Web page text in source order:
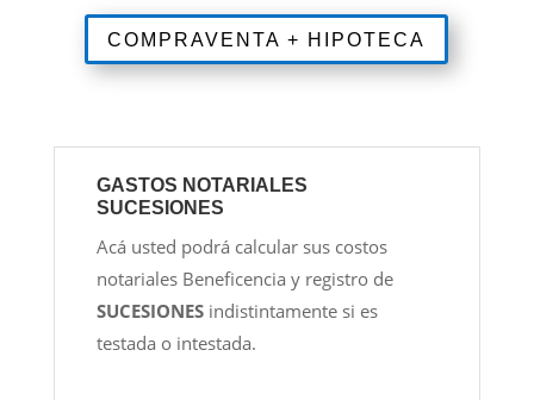
COMPRAVENTA + HIPOTECA
GASTOS NOTARIALES
SUCESIONES
Acá usted podrá calcular sus costos
notariales Beneficencia y registro de
SUCESIONES indistintamente si es
testada o intestada.